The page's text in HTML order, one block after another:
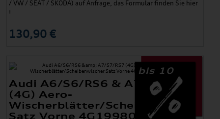
/ VW / SEAT / SKODA) auf Anfrage, das Formular finden Sie hier
!
130,90 €
bis 10
Audi A6/S6/RS6 & A7/S7/RS7
(4G) Aero-
Wischerblätter/Scheibenwischer
Satz Vorne 4G1998002A